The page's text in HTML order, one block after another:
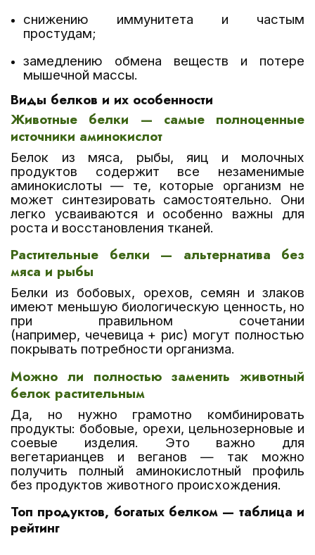
снижению иммунитета и частым
простудам;
замедлению обмена веществ и потере
мышечной массы.
Виды белков и их особенности
Животные белки — самые полноценные
источники аминокислот
Белок из мяса, рыбы, яиц и молочных
продуктов содержит все незаменимые
аминокислоты — те, которые организм не
может синтезировать самостоятельно. Они
легко усваиваются и особенно важны для
роста и восстановления тканей.
Растительные белки — альтернатива без
мяса и рыбы
Белки из бобовых, орехов, семян и злаков
имеют меньшую биологическую ценность, но
при правильном сочетании
(например, чечевица + рис) могут полностью
покрывать потребности организма.
Можно ли полностью заменить животный
белок растительным
Да, но нужно грамотно комбинировать
продукты: бобовые, орехи, цельнозерновые и
соевые изделия. Это важно для
вегетарианцев и веганов — так можно
получить полный аминокислотный профиль
без продуктов животного происхождения.
Топ продуктов, богатых белком — таблица и
рейтинг